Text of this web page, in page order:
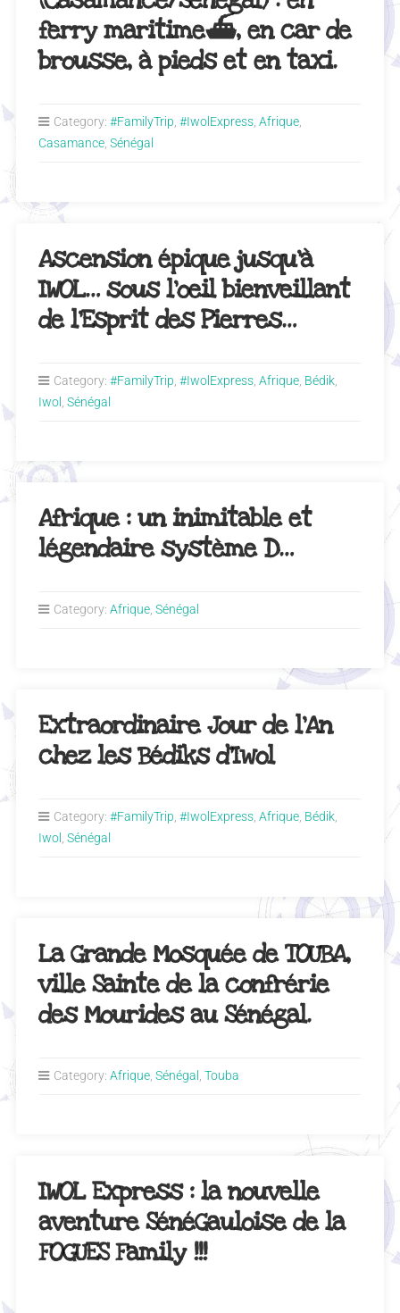
ferry maritime⛴, en car de
brousse, à pieds et en taxi.
Category: #FamilyTrip, #IwolExpress, Afrique,
Casamance, Sénégal
Ascension épique jusqu’à
IWOL… sous l’oeil bienveillant
de l’Esprit des Pierres…
Category: #FamilyTrip, #IwolExpress, Afrique, Bédik,
Iwol , Sénégal
Afrique : un inimitable et
légendaire système D…
Category: Afrique, Sénégal
Extraordinaire Jour de l’An
chez les Bédiks d’Iwol
Category: #FamilyTrip, #IwolExpress, Afrique, Bédik,
Iwol , Sénégal
La Grande Mosquée de TOUBA,
ville Sainte de la confrérie
des Mourides au Sénégal.
Category: Afrique, Sénégal , Touba
IWOL Express : la nouvelle
aventure SénéGauloise de la
FOGUES Family !!!